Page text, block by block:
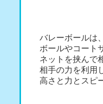
バレーボールは、
ボールやコート
ネットを挟んで
相手の力を利用
高さと力とスピ